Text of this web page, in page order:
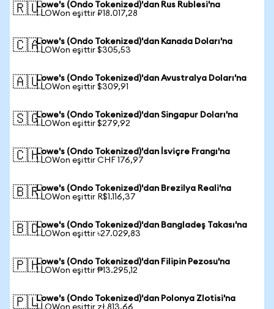
🇷🇺Lowe's (Ondo Tokenized)'dan Rus Rublesi'na
1 LOWon eşittir ₽18.017,28
🇨🇦Lowe's (Ondo Tokenized)'dan Kanada Doları'na
1 LOWon eşittir $305,53
🇦🇺Lowe's (Ondo Tokenized)'dan Avustralya Doları'na
1 LOWon eşittir $309,91
🇸🇬Lowe's (Ondo Tokenized)'dan Singapur Doları'na
1 LOWon eşittir $279,92
🇨🇭Lowe's (Ondo Tokenized)'dan İsviçre Frangı'na
1 LOWon eşittir CHF 176,97
🇧🇷Lowe's (Ondo Tokenized)'dan Brezilya Reali'na
1 LOWon eşittir R$1.116,37
🇧🇩Lowe's (Ondo Tokenized)'dan Bangladeş Takası'na
1 LOWon eşittir ৳27.029,83
🇵🇭Lowe's (Ondo Tokenized)'dan Filipin Pezosu'na
1 LOWon eşittir ₱13.295,12
🇵🇱Lowe's (Ondo Tokenized)'dan Polonya Zlotisi'na
1 LOWon eşittir zł 813,66